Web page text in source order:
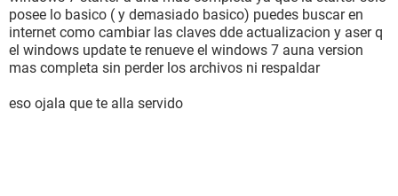
posee lo basico ( y demasiado basico) puedes buscar en
internet como cambiar las claves dde actualizacion y aser q
el windows update te renueve el windows 7 auna version
mas completa sin perder los archivos ni respaldar
eso ojala que te alla servido